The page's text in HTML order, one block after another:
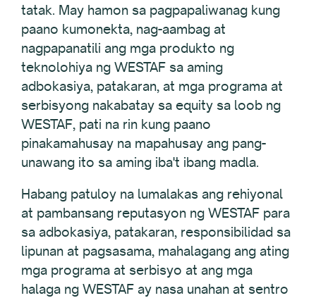
tatak. May hamon sa pagpapaliwanag kung
paano kumonekta, nag-aambag at
nagpapanatili ang mga produkto ng
teknolohiya ng WESTAF sa aming
adbokasiya, patakaran, at mga programa at
serbisyong nakabatay sa equity sa loob ng
WESTAF, pati na rin kung paano
pinakamahusay na mapahusay ang pang-
unawang ito sa aming iba't ibang madla.
Habang patuloy na lumalakas ang rehiyonal
at pambansang reputasyon ng WESTAF para
sa adbokasiya, patakaran, responsibilidad sa
lipunan at pagsasama, mahalagang ang ating
mga programa at serbisyo at ang mga
halaga ng WESTAF ay nasa unahan at sentro